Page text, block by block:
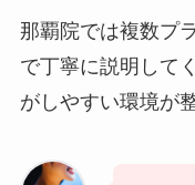
那覇院では複数プ
で丁寧に説明して
がしやすい環境が